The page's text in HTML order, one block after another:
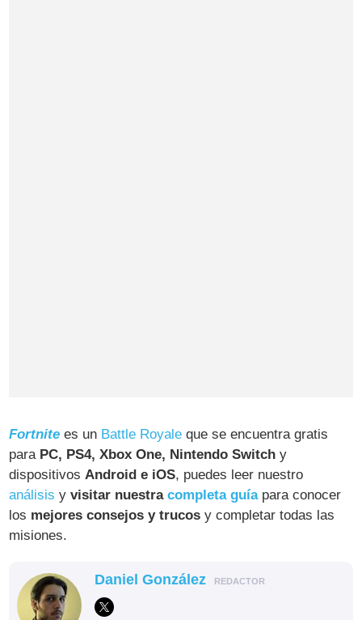
Fortnite es un Battle Royale que se encuentra gratis
para PC, PS4, Xbox One, Nintendo Switch y
dispositivosAndroid e iOS, puedes leer nuestro
análisis yvisitar nuestracompleta guíapara conocer
los mejores consejos y trucos y completar todas las
misiones.
Daniel González REDACTOR